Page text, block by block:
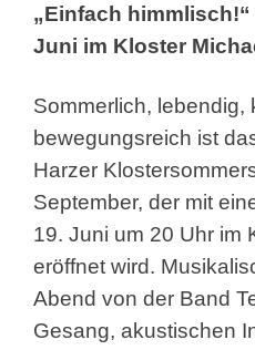
„Einfach
Juni im Kloster
Sommerlich, lebendig,
bewegungsreich ist
Harzer
September, der mit
19. Juni um 20 Uhr im
eröffnet wird.
Abend von der Band
Gesang, akustischen